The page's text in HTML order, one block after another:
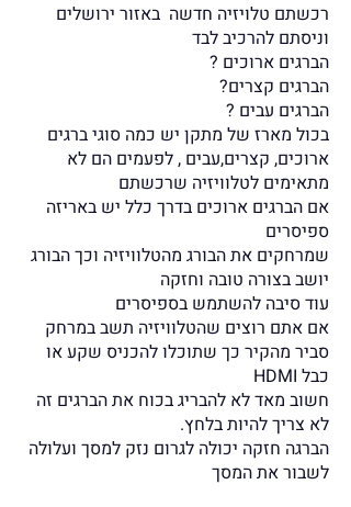
רכשתם טלויזיה חדשה באזור ירושלים
וניסתם להרכיב לבד
הברגים ארוכים ?
הברגים קצרים?
הברגים עבים ?
בכול מארז של מתקן יש כמה סוגי ברגים
ארוכים, קצרים,עבים , לפעמים הם לא
מתאימים לטלוויזיה שרכשתם
אם הברגים ארוכים בדרך כלל יש באריזה
ספיסרים
שמרחקים את הבורג מהטלוויזיה וכך הבורג
יושב בצורה טובה וחזקה
עוד סיבה להשתמש בספיסרים
אם אתם רוצים שהטלוויזיה תשב במרחק
סביר מהקיר כך שתוכלו להכניס שקע או
כבל HDMI
חשוב מאד לא להבריג בכוח את הברגים זה
לא צריך להיות בלחץ.
הברגה חזקה יכולה לגרום נזק למסך ועלולה
לשבור את המסך